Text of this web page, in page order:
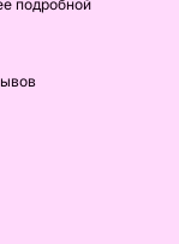
подробной